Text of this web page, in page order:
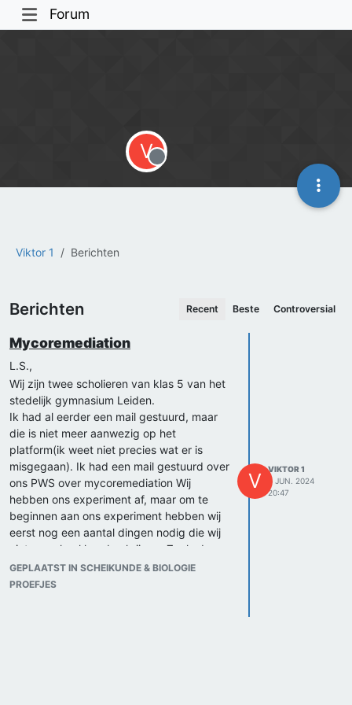
Forum
Viktor 1 Berichten
V
Offline
Berichten Recent Beste Controversial
Mycoremediation
L.S.,
Wij zijn twee scholieren van klas 5 van het
stedelijk gymnasium Leiden.
Ik had al eerder een mail gestuurd, maar
die is niet meer aanwezig op het
platform(ik weet niet precies wat er is
misgegaan). Ik had een mail gestuurd over
ons PWS over mycoremediation Wij
hebben ons experiment af, maar om te
beginnen aan ons experiment hebben wij
eerst nog een aantal dingen nodig die wij
niet op school konden krijgen. Zoals de
schimmels voor ons experiment. Wij
hadden al contact opgenomen met de
GEPLAATST IN SCHEIKUNDE & BIOLOGIE
PROEFJES
V
VIKTOR 1
6 JUN. 2024
20:47